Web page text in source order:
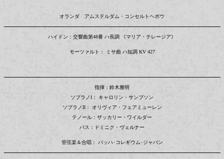
オランダ アムステルダム・コンセルトヘボウ
ハイドン：交響曲第48番 ハ長調 《マリア・テレージア》
モーツァルト： ミサ曲 ハ短調 KV 427
指揮：鈴木雅明
ソプラノI： キャロリン・サンプソン
ソプラノII： オリヴィア・フェアミューレン
テノール：ザッカリー・ワイルダー
バス：ドミニク・ヴェルナー
管弦楽＆合唱： バッハ･コレギウム･ジャパン